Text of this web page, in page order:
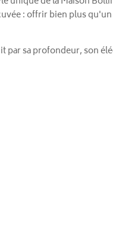
: offrir bien plus
par sa profondeur, son